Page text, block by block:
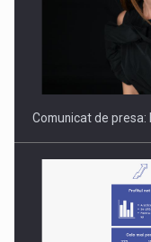
Hard Enduro Piatra
Comunicat de presa: